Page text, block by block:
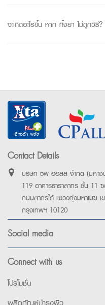
จะเกิดอะไรขึ้น หาก ทิ้งยา ไม่ถูกวิธี?
Contact Details
บริษัท ซีพี ออลล์ จำกัด (มหาช
119 อาคารธาราสาทร ชั้น 11
ถนนสาทรใต้ แขวงทุ่งมหาเมฆ เ
กรุงเทพฯ 10120
Social media
Connect with us
โปรโมชั่น